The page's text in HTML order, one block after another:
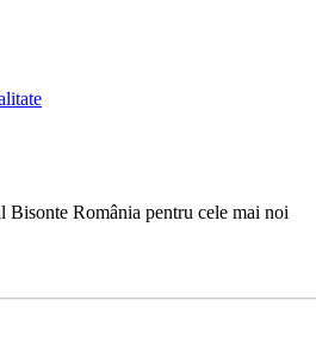
Bisonte România pentru cele mai noi